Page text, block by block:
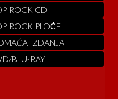
ROCK CD
ROCK PLOČE
IZDANJA
BLU-RAY